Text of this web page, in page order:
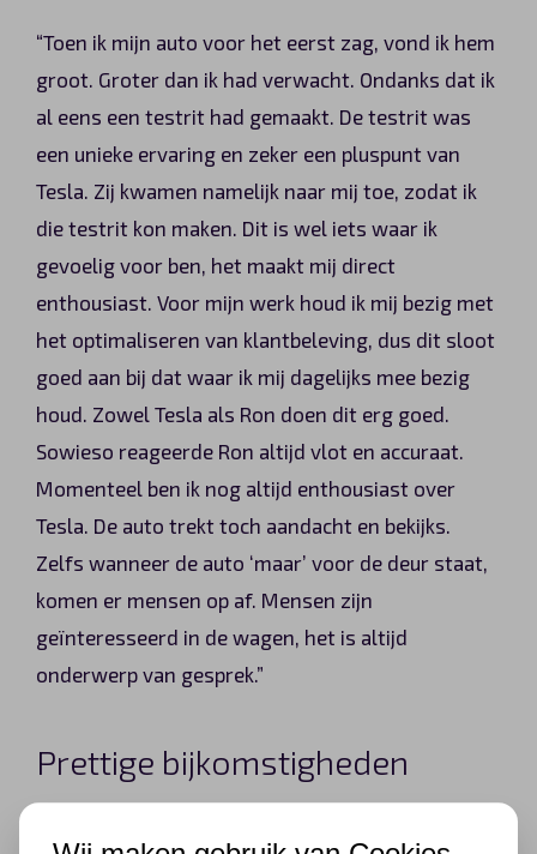
“Toen ik mijn auto voor het eerst zag, vond ik hem
groot. Groter dan ik had verwacht. Ondanks dat ik
al eens een testrit had gemaakt. De testrit was
een unieke ervaring en zeker een pluspunt van
Tesla. Zij kwamen namelijk naar mij toe, zodat ik
die testrit kon maken. Dit is wel iets waar ik
gevoelig voor ben, het maakt mij direct
enthousiast. Voor mijn werk houd ik mij bezig met
het optimaliseren van klantbeleving, dus dit sloot
goed aan bij dat waar ik mij dagelijks mee bezig
houd. Zowel Tesla als Ron doen dit erg goed.
Sowieso reageerde Ron altijd vlot en accuraat.
Momenteel ben ik nog altijd enthousiast over
Tesla. De auto trekt toch aandacht en bekijks.
Zelfs wanneer de auto ‘maar’ voor de deur staat,
komen er mensen op af. Mensen zijn
geïnteresseerd in de wagen, het is altijd
onderwerp van gesprek.”
Prettige bijkomstigheden